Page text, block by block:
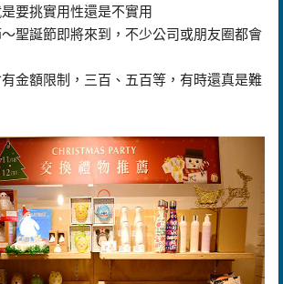
要挑實用性還是不實用
聖誕節即將來到，不少公司或朋友圈都會
金額限制，三百、五百等，有時還真是難